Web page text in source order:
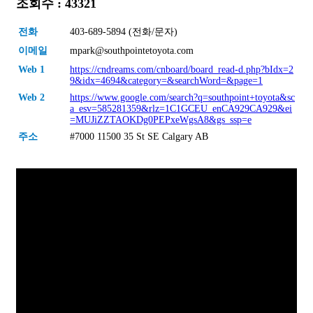
조회수 : 43321
전화
403-689-5894 (전화/문자)
이메일
mpark@southpointetoyota.com
Web 1
https://cndreams.com/cnboard/board_read-d.php?bIdx=2
9&idx=4694&category=&searchWord=&page=1
Web 2
https://www.google.com/search?q=southpoint+toyota&sc
a_esv=585281359&rlz=1C1GCEU_enCA929CA929&ei
=MUJiZZTAOKDg0PEPxeWgsA8&gs_ssp=e
주소
#7000 11500 35 St SE Calgary AB